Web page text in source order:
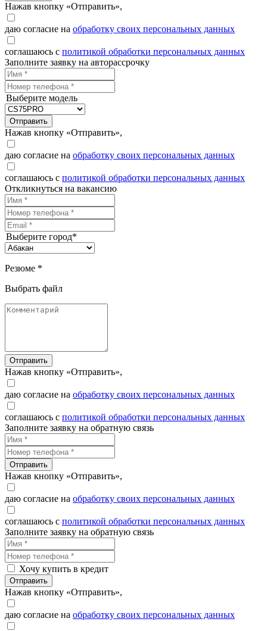
Нажав кнопку «Отправить»,
даю согласие на обработку своих персональных данных
соглашаюсь с политикой обработки персональных данных
Заполните заявку на авторассрочку
Выберите модель
Отправить
Нажав кнопку «Отправить»,
даю согласие на обработку своих персональных данных
соглашаюсь с политикой обработки персональных данных
Откликнуться на вакансию
Выберите город*
Резюме *
Выбрать файл
Отправить
Нажав кнопку «Отправить»,
даю согласие на обработку своих персональных данных
соглашаюсь с политикой обработки персональных данных
Заполните заявку на обратную связь
Отправить
Нажав кнопку «Отправить»,
даю согласие на обработку своих персональных данных
соглашаюсь с политикой обработки персональных данных
Заполните заявку на обратную связь
Хочу купить в кредит
Отправить
Нажав кнопку «Отправить»,
даю согласие на обработку своих персональных данных